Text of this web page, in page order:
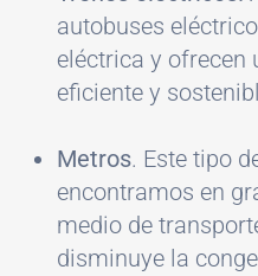
autobuses
eléctrica y ofrecen
eficiente y
Metros. Este tipo
encontramos en
medio de
disminuye la